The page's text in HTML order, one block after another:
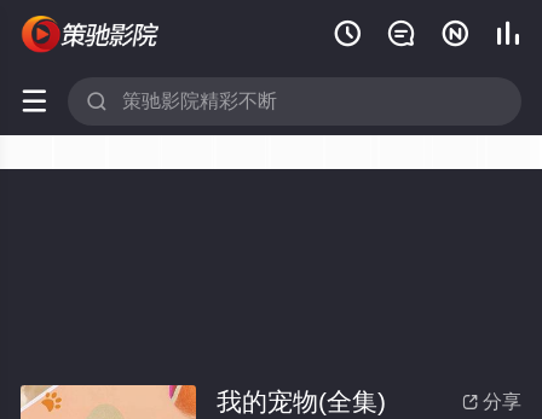
   
 
 分享
我的宠物(全集)